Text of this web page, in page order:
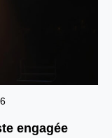
engagée